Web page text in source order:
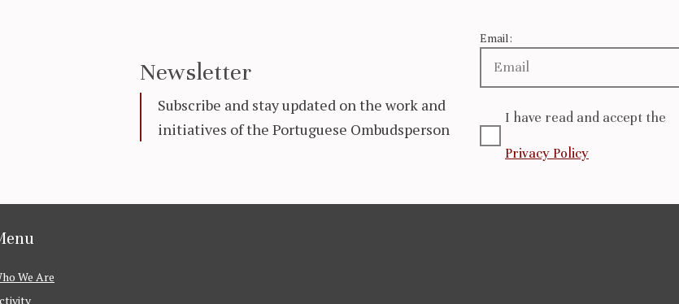
Newsletter
Subscribe and stay updated on the work and
initiatives of the Portuguese Ombudsperson
Email:
I have read and accept the
Privacy Policy
We Are